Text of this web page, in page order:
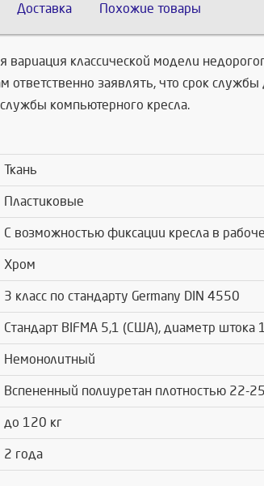
Доставка Похожие товары
вариация классической модели
ответственно заявлять, что срок
компьютерного кресла.
Ткань
Пластиковые
С возможностью фиксации кресла в
Хром
3 класс по стандарту Germany DIN 4550
Стандарт BIFMA 5,1 (США), диаметр штока
Немонолитный
Вспененный полиуретан плотностью 22-
до 120 кг
2 года